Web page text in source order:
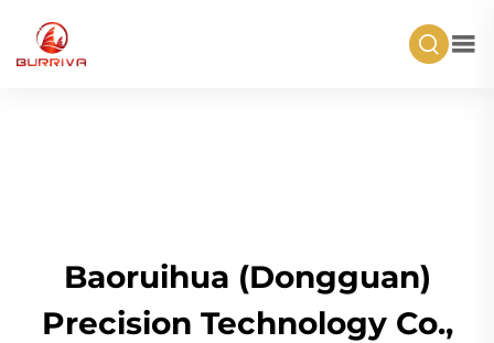
Baoruihua (Dongguan)
Precision Technology Co.,